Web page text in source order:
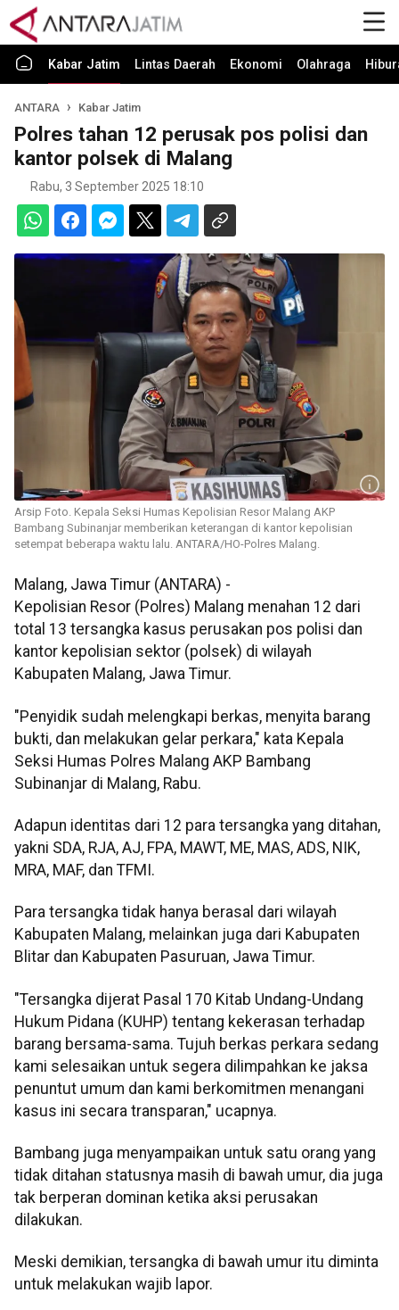
Kabar Jatim Lintas Daerah Ekonomi Olahraga
ANTARA Kabar Jatim
Polres tahan 12 perusak pos polisi dan
kantor polsek di Malang
Rabu, 3 September 2025 18:10
Arsip Foto. Kepala Seksi Humas Kepolisian Resor Malang AKP
Bambang Subinanjar memberikan keterangan di kantor kepolisian
setempat beberapa waktu lalu. ANTARA/HO-Polres Malang.
Malang, Jawa Timur (ANTARA) -
Kepolisian Resor (Polres) Malang menahan 12 dari
total 13 tersangka kasus perusakan pos polisi dan
kantor kepolisian sektor (polsek) di wilayah
Kabupaten Malang, Jawa Timur.
"Penyidik sudah melengkapi berkas, menyita barang
bukti, dan melakukan gelar perkara," kata Kepala
Seksi Humas Polres Malang AKP Bambang
Subinanjar di Malang, Rabu.
Adapun identitas dari 12 para tersangka yang ditahan,
yakni SDA, RJA, AJ, FPA, MAWT, ME, MAS, ADS, NIK,
MRA, MAF, dan TFMI.
Para tersangka tidak hanya berasal dari wilayah
Kabupaten Malang, melainkan juga dari Kabupaten
Blitar dan Kabupaten Pasuruan, Jawa Timur.
"Tersangka dijerat Pasal 170 Kitab Undang-Undang
Hukum Pidana (KUHP) tentang kekerasan terhadap
barang bersama-sama. Tujuh berkas perkara sedang
kami selesaikan untuk segera dilimpahkan ke jaksa
penuntut umum dan kami berkomitmen menangani
kasus ini secara transparan," ucapnya.
Bambang juga menyampaikan untuk satu orang yang
tidak ditahan statusnya masih di bawah umur, dia juga
tak berperan dominan ketika aksi perusakan
dilakukan.
Meski demikian, tersangka di bawah umur itu diminta
untuk melakukan wajib lapor.